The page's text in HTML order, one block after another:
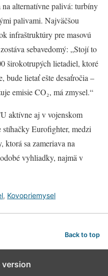
alternatívne palivá: turbíny
palivami. Najväčšou
infraštruktúry pre masovú
sebavedomý: „Stojí to
širokotrupých lietadiel, ktoré
bude lietať ešte desaťročia –
emisie CO₂, má zmysel.“
aktívne aj v vojenskom
stíhačky Eurofighter, medzi
ktorá sa zameriava na
vyhliadky, najmä v
, Kovopriemysel
Back to top
version